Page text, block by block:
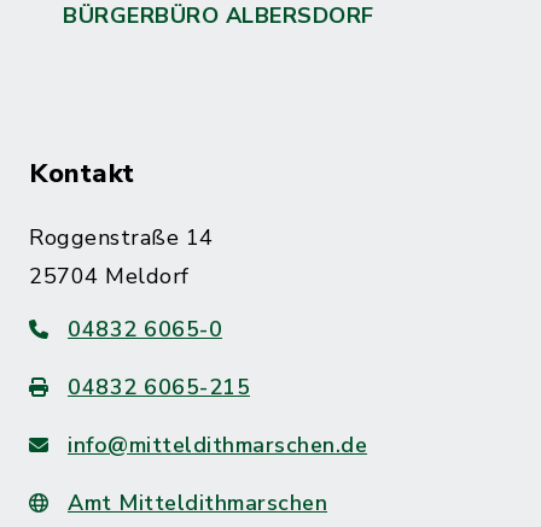
BÜRGERBÜRO ALBERSDORF
Kontakt
Roggenstraße 14
25704 Meldorf
04832 6065-0
04832 6065-215
info@mitteldithmarschen.de
Amt Mitteldithmarschen